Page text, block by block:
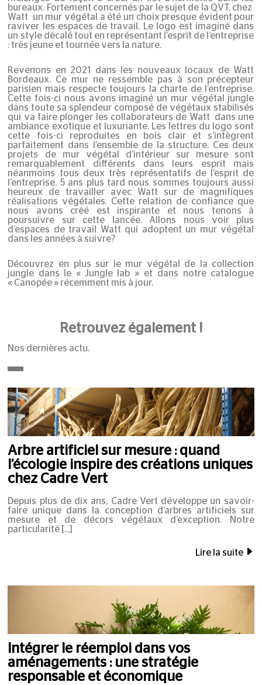
bureaux. Fortement concernés par le sujet de la QVT, chez
Watt un mur végétal a été un choix presque évident pour
raviver les espaces de travail. Le logo est imaginé dans
un style décalé tout en représentant l’esprit de l’entreprise
: très jeune et tournée vers la nature.
Revenons en 2021 dans les nouveaux locaux de Watt
Bordeaux. Ce mur ne ressemble pas à son précepteur
parisien mais respecte toujours la charte de l’entreprise.
Cette fois-ci nous avons imaginé un mur végétal jungle
dans toute sa splendeur composé de végétaux stabilisés
qui va faire plonger les collaborateurs de Watt dans une
ambiance exotique et luxuriante. Les lettres du logo sont
cette fois-ci reproduites en bois clair et s’intègrent
parfaitement dans l’ensemble de la structure. Ces deux
projets de mur végétal d’intérieur sur mesure sont
remarquablement différents dans leurs esprit mais
néanmoins tous deux très représentatifs de l’esprit de
l’entreprise. 5 ans plus tard nous sommes toujours aussi
heureux de travailler avec Watt sur de magnifiques
réalisations végétales. Cette relation de confiance que
nous avons créé est inspirante et nous tenons à
poursuivre sur cette lancée. Allons nous voir plus
d’espaces de travail Watt qui adoptent un mur végétal
dans les années à suivre?
Découvrez en plus sur le mur végétal de la collection
jungle dans le «Jungle lab » et dans notre catalogue
« Canopée » récemment mis à jour.
Retrouvez également !
Nos dernières actu.
Arbre artificiel sur mesure : quand
l’écologie inspire des créations uniques
chez Cadre Vert
Depuis plus de dix ans, Cadre Vert développe un savoir-
faire unique dans la conception d’arbres artificiels sur
mesure et de décors végétaux d’exception. Notre
particularité
Lire la suite
Intégrer le réemploi dans vos
aménagements : une stratégie
responsable et économique